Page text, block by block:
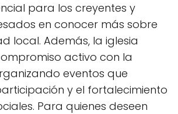
para los creyentes y
en conocer más sobre
local. Además, la iglesia
activo con la
eventos que
y el fortalecimiento
Para quienes deseen